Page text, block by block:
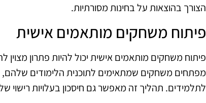
הצורך בהוצאות על בחינות מסורתיות.
פיתוח משחקים מותאמים אישית
פיתוח משחקים מותאמים אישית יכול להיות פתרון
מפתחים משחקים שמתאימים לתוכנית הלימודים שלהם,
לתלמידים. תהליך זה מאפשר גם חיסכון בעלויות רישוי של